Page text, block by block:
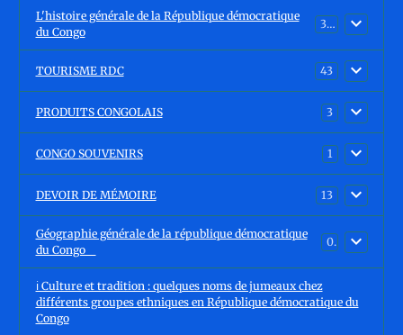
L'histoire générale de la République démocratique
du Congo
30
TOURISME RDC 43
PRODUITS CONGOLAIS 3
CONGO SOUVENIRS 1
DEVOIR DE MÉMOIRE 13
Géographie générale de la république démocratique
du Congo
0
ℹ️ Culture et tradition : quelques noms de jumeaux chez
différents groupes ethniques en République démocratique du
Congo